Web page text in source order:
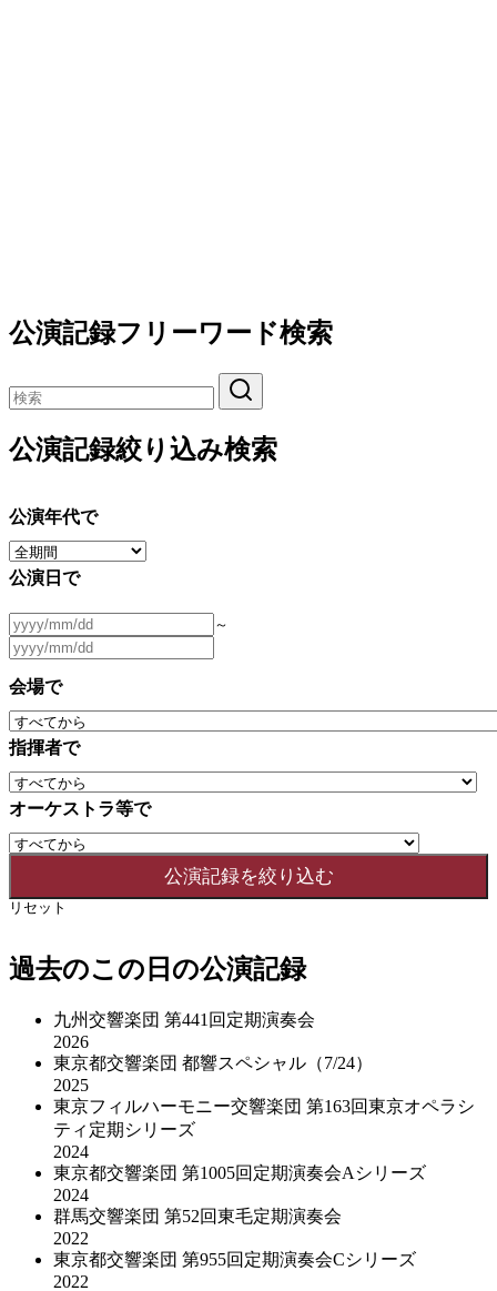
公演記録フリーワード検索
公演記録絞り込み検索
公演年代で
公演日で
～
会場で
指揮者で
オーケストラ等で
リセット
過去のこの日の公演記録
九州交響楽団 第441回定期演奏会
2026
東京都交響楽団 都響スペシャル（7/24）
2025
東京フィルハーモニー交響楽団 第163回東京オペラシ
ティ定期シリーズ
2024
東京都交響楽団 第1005回定期演奏会Aシリーズ
2024
群馬交響楽団 第52回東毛定期演奏会
2022
東京都交響楽団 第955回定期演奏会Cシリーズ
2022